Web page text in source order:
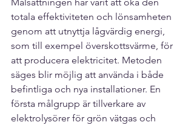
totala effektiviteten och lönsamheten
genom att utnyttja lågvärdig energi,
som till exempel överskottsvärme, för
att producera elektricitet. Metoden
säges blir möjlig att använda i både
befintliga och nya installationer. En
första målgrupp är tillverkare av
elektrolysörer för grön vätgas och